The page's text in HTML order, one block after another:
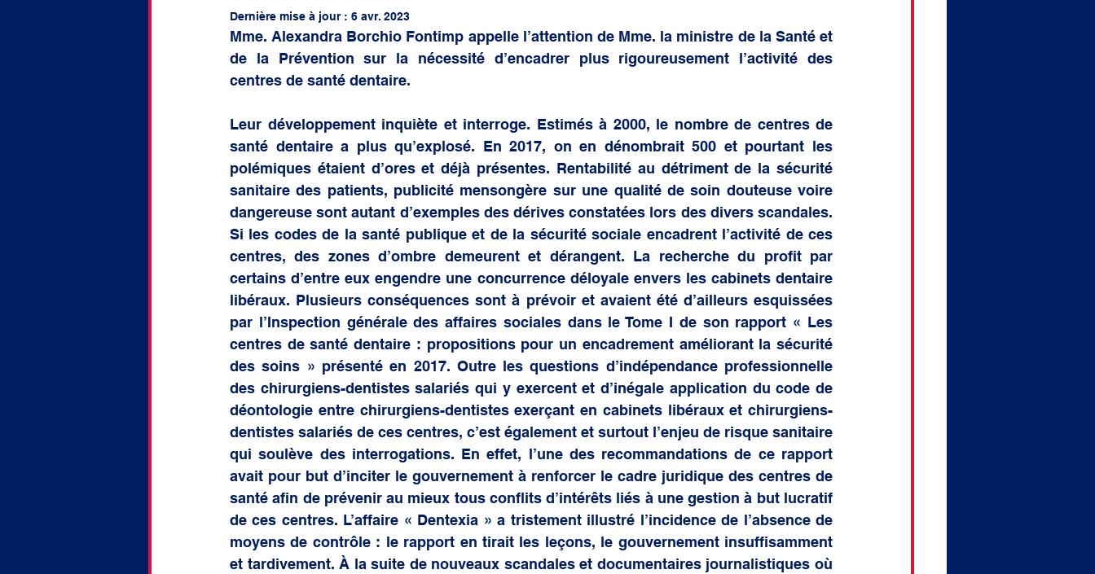
doctorat Discussion générale
Dernière mise à jour : 6 avr. 2023
Mme. Alexandra Borchio Fontimp appelle l’attention de Mme. la ministre de la Santé et
de la Prévention sur la nécessité d’encadrer plus rigoureusement l’activité des
centres de santé dentaire.
Leur développement inquiète et interroge. Estimés à 2000, le nombre de centres de
santé dentaire a plus qu’explosé. En 2017, on en dénombrait 500 et pourtant les
polémiques étaient d’ores et déjà présentes. Rentabilité au détriment de la sécurité
sanitaire des patients, publicité mensongère sur une qualité de soin douteuse voire
dangereuse sont autant d’exemples des dérives constatées lors des divers scandales.
Si les codes de la santé publique et de la sécurité sociale encadrent l’activité de ces
centres, des zones d’ombre demeurent et dérangent. La recherche du profit par
certains d’entre eux engendre une concurrence déloyale envers les cabinets dentaire
libéraux. Plusieurs conséquences sont à prévoir et avaient été d’ailleurs esquissées
par l’Inspection générale des affaires sociales dans le Tome I de son rapport « Les
centres de santé dentaire : propositions pour un encadrement améliorant la sécurité
des soins » présenté en 2017. Outre les questions d’indépendance professionnelle
des chirurgiens-dentistes salariés qui y exercent et d’inégale application du code de
déontologie entre chirurgiens-dentistes exerçant en cabinets libéraux et chirurgiens-
dentistes salariés de ces centres, c’est également et surtout l’enjeu de risque sanitaire
qui soulève des interrogations. En effet, l’une des recommandations de ce rapport
avait pour but d’inciter le gouvernement à renforcer le cadre juridique des centres de
santé afin de prévenir au mieux tous conflits d’intérêts liés à une gestion à but lucratif
de ces centres. L’affaire « Dentexia » a tristement illustré l’incidence de l’absence de
moyens de contrôle : le rapport en tirait les leçons, le gouvernement insuffisamment
et tardivement. À la suite de nouveaux scandales et documentaires journalistiques où